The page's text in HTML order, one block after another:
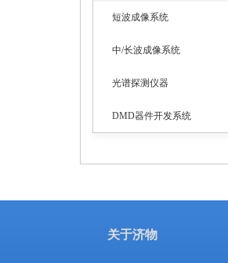
短波成像系统
中/长波成像系统
光谱探测仪器
DMD器件开发系统
关于济物